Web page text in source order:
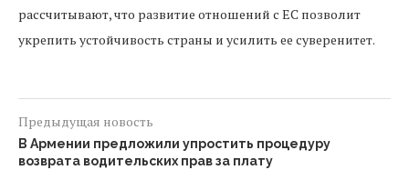
рассчитывают, что развитие отношений с ЕС позволит
укрепить устойчивость страны и усилить ее суверенитет.
Предыдущая новость
В Армении предложили упростить процедуру
возврата водительских прав за плату